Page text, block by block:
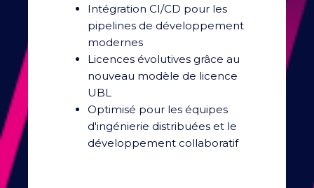
Intégration CI/CD pour les
pipelines de développement
modernes
Licences évolutives grâce au
nouveau modèle de licence
UBL
Optimisé pour les équipes
d'ingénierie distribuées et le
développement collaboratif